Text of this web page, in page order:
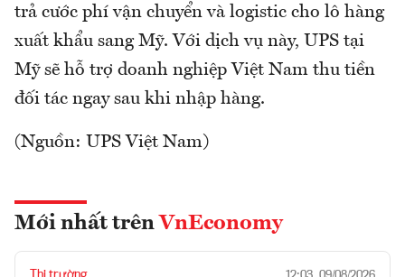
trả cước phí vận chuyển và logistic cho lô hàng
xuất khẩu sang Mỹ. Với dịch vụ này, UPS tại
Mỹ sẽ hỗ trợ doanh nghiệp Việt Nam thu tiền
đối tác ngay sau khi nhập hàng.
(Nguồn: UPS Việt Nam)
Mới nhất trên VnEconomy